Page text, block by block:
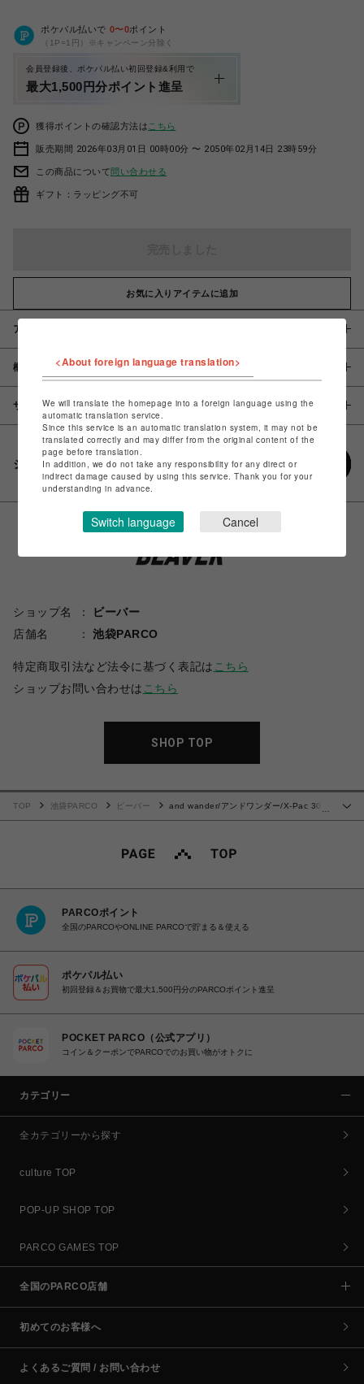
ポケパル払いで 0〜0ポイント
（1P=1円）※キャンペーン分除く
会員登録後、ポケパル払い初回登録&利用で
最大1,500円分ポイント進呈
獲得ポイントの確認方法は こちら
販売期間 2026年03月01日 00時00分 〜 2050年02月14日 23時59分
この商品について問い合わせる
ギフト：ラッピング不可
お気に入りアイテムに追加
アイテム説明 / 素材
概要
サイズ
シェアする
ショップ名
ビーバー
店舗名
池袋PARCO
特定商取引法など法令に基づく表記は こちら
ショップお問い合わせは こちら
SHOP TOP
TOP 池袋PARCO ビーバー
and wander/アンドワンダー/X-Pac 30L
PARCOポイント
全国のPARCOやONLINE PARCOで貯まる＆使える
ポケパル払い
初回登録＆お買物で最大1,500円分のPARCOポイント進呈
POCKET PARCO（公式アプリ）
コイン＆クーポンでPARCOでのお買い物がオトクに
カテゴリー
全カテゴリーから探す
culture TOP
POP-UP SHOP TOP
PARCO GAMES TOP
全国のPARCO店舗
初めてのお客様へ
よくあるご質問 / お問い合わせ
<About foreign language translation>
We will translate the homepage into a foreign language using the
automatic translation service.
Since this service is an automatic translation system, it may not be
translated correctly and may differ from the original content of the
page before translation.
In addition, we do not take any responsibility for any direct or
indirect damage caused by using this service. Thank you for your
understanding in advance.
Switch language Cancel